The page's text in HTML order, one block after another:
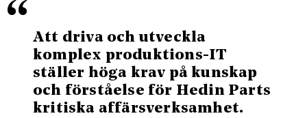
“ Att driva och utveckla
komplex produktions-IT
ställer höga krav på kunskap
och förståelse för Hedin Parts
kritiska affärsverksamhet.